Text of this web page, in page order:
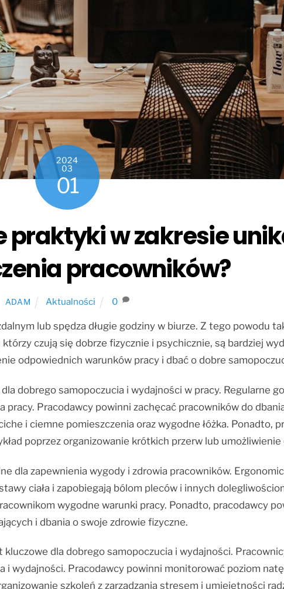
2024
03
01
praktyki w zakresie
pracowników?
ADAM Aktualności 0
lub spędza długie godziny w biurze. Z tego powodu
czują się dobrze fizycznie i psychicznie, są bardziej
odpowiednich warunków pracy i dbać o dobre
dobrego samopoczucia i wydajności w pracy. Regularne
Pracodawcy powinni zachęcać pracowników do
i ciemne pomieszczenia oraz wygodne łóżka. Ponadto,
poprzez organizowanie krótkich przerw lub
dla zapewnienia wygody i zdrowia pracowników.
ciała i zapobiegają bólom pleców i innych
wygodne warunki pracy. Ponadto, pracodawcy
i dbania o swoje zdrowie fizyczne.
dla dobrego samopoczucia i wydajności.
wydajności. Pracodawcy powinni monitorować poziom
szkoleń z zarządzania stresem i umiejętności